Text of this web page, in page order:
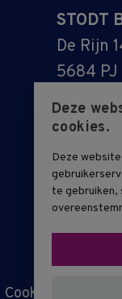
STODT
De Rijn
5684 PJ
Cookie-overzicht
Deze
cookies.
Deze
te gebruiken,